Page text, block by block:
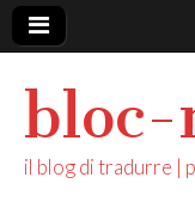
bloc-
il blog di tradurre |